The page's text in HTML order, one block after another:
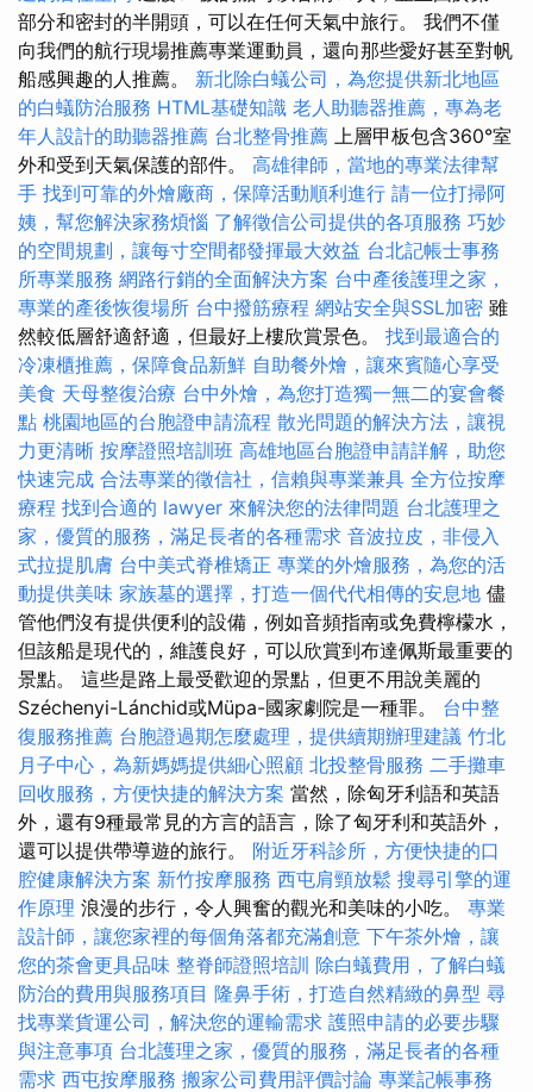
部分和密封的半開頭，可以在任何天氣中旅行。 我們不僅
向我們的航行現場推薦專業運動員，還向那些愛好甚至對帆
船感興趣的人推薦。 新北除白蟻公司，為您提供新北地區
的白蟻防治服務 HTML基礎知識 老人助聽器推薦，專為老
年人設計的助聽器推薦 台北整骨推薦 上層甲板包含360°室
外和受到天氣保護的部件。 高雄律師，當地的專業法律幫
手 找到可靠的外燴廠商，保障活動順利進行 請一位打掃阿
姨，幫您解決家務煩惱 了解徵信公司提供的各項服務 巧妙
的空間規劃，讓每寸空間都發揮最大效益 台北記帳士事務
所專業服務 網路行銷的全面解決方案 台中產後護理之家，
專業的產後恢復場所 台中撥筋療程 網站安全與SSL加密 雖
然較低層舒適舒適，但最好上樓欣賞景色。 找到最適合的
冷凍櫃推薦，保障食品新鮮 自助餐外燴，讓來賓隨心享受
美食 天母整復治療 台中外燴，為您打造獨一無二的宴會餐
點 桃園地區的台胞證申請流程 散光問題的解決方法，讓視
力更清晰 按摩證照培訓班 高雄地區台胞證申請詳解，助您
快速完成 合法專業的徵信社，信賴與專業兼具 全方位按摩
療程 找到合適的 lawyer 來解決您的法律問題 台北護理之
家，優質的服務，滿足長者的各種需求 音波拉皮，非侵入
式拉提肌膚 台中美式脊椎矯正 專業的外燴服務，為您的活
動提供美味 家族墓的選擇，打造一個代代相傳的安息地 儘
管他們沒有提供便利的設備，例如音頻指南或免費檸檬水，
但該船是現代的，維護良好，可以欣賞到布達佩斯最重要的
景點。 這些是路上最受歡迎的景點，但更不用說美麗的
Széchenyi-Lánchid或Müpa-國家劇院是一種罪。 台中整
復服務推薦 台胞證過期怎麼處理，提供續期辦理建議 竹北
月子中心，為新媽媽提供細心照顧 北投整骨服務 二手攤車
回收服務，方便快捷的解決方案 當然，除匈牙利語和英語
外，還有9種最常見的方言的語言，除了匈牙利和英語外，
還可以提供帶導遊的旅行。 附近牙科診所，方便快捷的口
腔健康解決方案 新竹按摩服務 西屯肩頸放鬆 搜尋引擎的運
作原理 浪漫的步行，令人興奮的觀光和美味的小吃。 專業
設計師，讓您家裡的每個角落都充滿創意 下午茶外燴，讓
您的茶會更具品味 整脊師證照培訓 除白蟻費用，了解白蟻
防治的費用與服務項目 隆鼻手術，打造自然精緻的鼻型 尋
找專業貨運公司，解決您的運輸需求 護照申請的必要步驟
與注意事項 台北護理之家，優質的服務，滿足長者的各種
需求 西屯按摩服務 搬家公司費用評價討論 專業記帳事務